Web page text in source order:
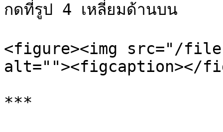
กดที่รูป 4 เหลี่ยมด้านบน
<figure><img src="/files/
alt=""><figcaption></
***